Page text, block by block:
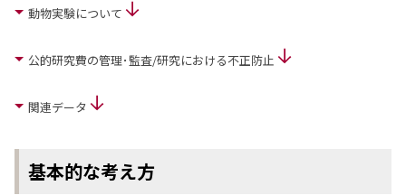
2018年
2016年
2014年
事業案内
機能化学品事業部
スペシャリティケミカル事業部
動物実験について
公的研究費の管理･監査/研究における不正防止
関連データ
基本的な考え方